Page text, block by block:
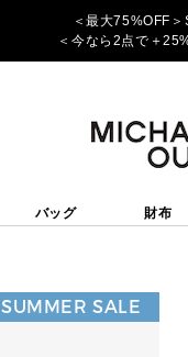
＜最大75%OFF
＜今なら2点で＋
バッグ 財布
SUMMER SALE